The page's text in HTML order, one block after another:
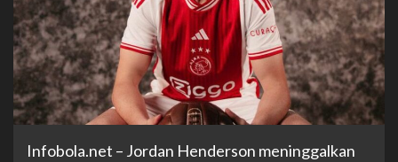
Infobola.net – Jordan Henderson meninggalkan